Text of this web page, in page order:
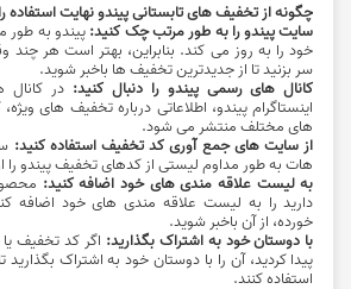
چگونه از تخفیف‌ های تابستانی پیندو نهایت استفاده
سایت پیندو را به طور مرتب چک کنید: پیندو به
خود را به روز می ‌کند. بنابراین، بهتر است هر چند
سر بزنید تا از جدیدترین تخفیف‌ ها باخبر شوید.
کانال ‌های رسمی پیندو را دنبال کنید: در
اینستاگرام پیندو، اطلاعاتی درباره تخفیف‌ های
‌های مختلف منتشر می‌ شود.
از سایت ‌های جمع‌ آوری کد تخفیف استفاده کنید:
هات به طور مداوم لیستی از کدهای تخفیف پیندو را
به لیست علاقه ‌مندی‌ های خود اضافه کنید:
دارید را به لیست علاقه‌ مندی ‌های خود اضافه
خورده، از آن باخبر شوید.
با دوستان خود به اشتراک بگذارید: اگر کد تخفیف
پیدا کردید، آن را با دوستان خود به اشتراک
استفاده کنند.